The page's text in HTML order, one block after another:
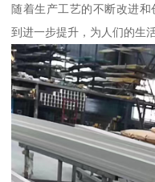
随着生产工艺的不断改进
到进一步提升，为人们的生